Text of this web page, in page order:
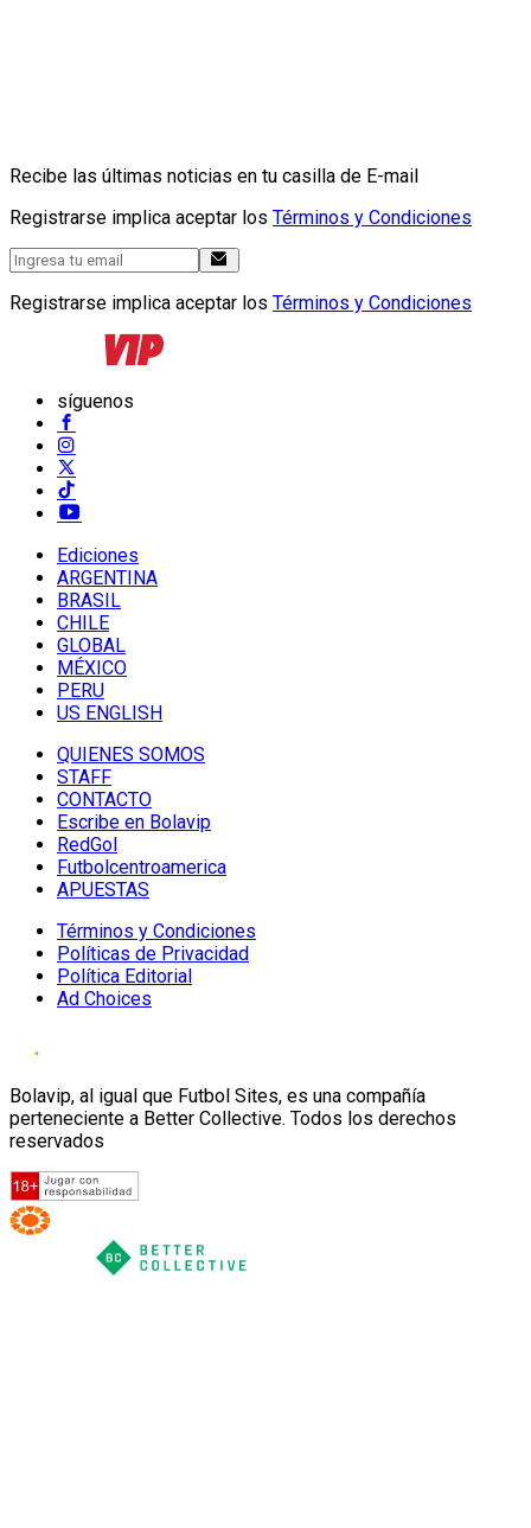
Recibe las últimas noticias en tu casilla de E-mail
Registrarse implica aceptar los Términos y Condiciones
Registrarse implica aceptar los Términos y Condiciones
síguenos
Ediciones
ARGENTINA
BRASIL
CHILE
GLOBAL
MÉXICO
PERU
US ENGLISH
QUIENES SOMOS
STAFF
CONTACTO
Escribe en Bolavip
RedGol
Futbolcentroamerica
APUESTAS
Términos y Condiciones
Políticas de Privacidad
Política Editorial
Ad Choices
Bolavip, al igual que Futbol Sites, es una compañía
perteneciente a Better Collective. Todos los derechos
reservados